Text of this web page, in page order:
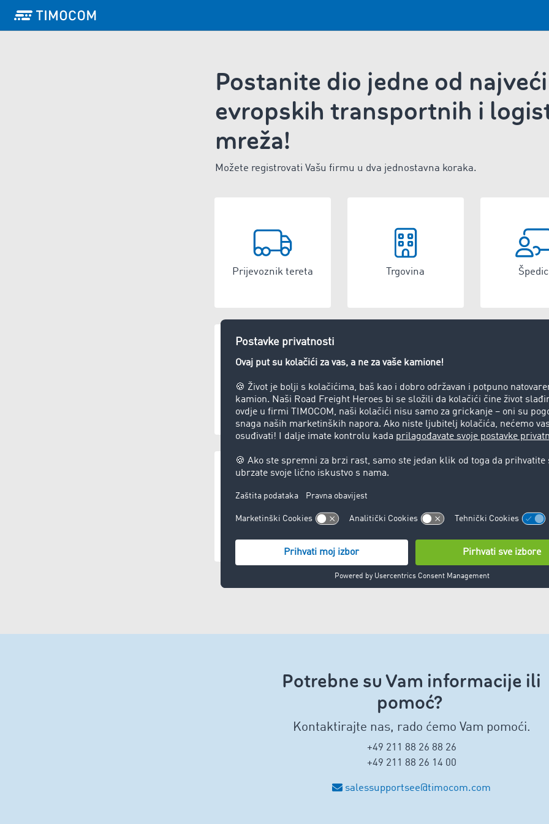
Postanite dio jedne od
evropskih transportnih i
mreža!
Možete registrovati Vašu firmu u dva jednostavna koraka.
Prijevoznik tereta Trgovina
Pružatelj usluga CEP
(3,5 t)
Proizvodnja
Privatno lice
Potrebne su Vam informacije ili
pomoć?
Kontaktirajte nas, rado ćemo Vam pomoći.
+49 211 88 26 88 26
+49 211 88 26 14 00
salessupportsee@timocom.com